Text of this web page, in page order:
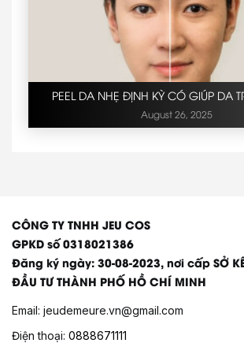
PEEL DA NHẸ ĐỊNH KỲ CÓ GIÚP DA
KHÔNG?
August 26, 2025
CÔNG TY TNHH JEU COS
GPKD số 0318021386
Đăng ký ngày: 30-08-2023, nơi cấp SỞ
ĐẦU TƯ THÀNH PHỐ HỒ CHÍ MINH
Email: jeudemeure.vn@gmail.com
Điện thoại: 0888671111